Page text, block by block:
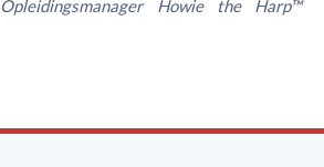
Opleidingsmanager Howie the Harp™